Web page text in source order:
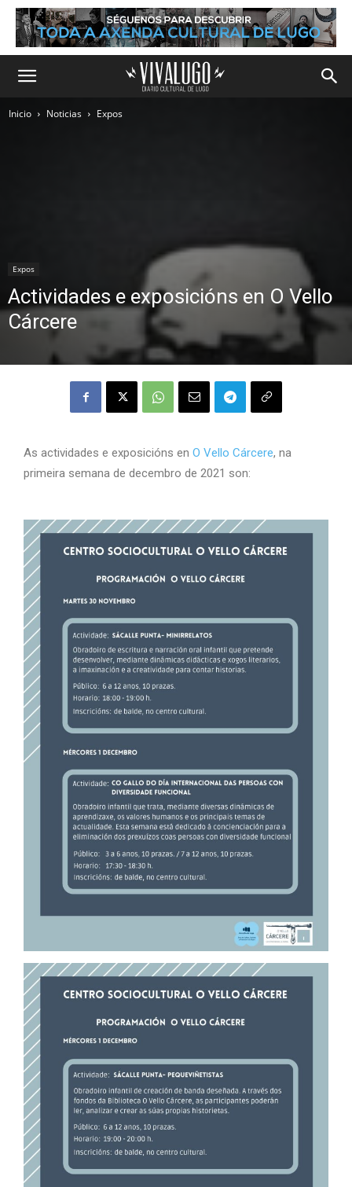
Inicio Noticias Expos
Expos
Actividades e exposicións en O Vello
Cárcere
As actividades e exposicións en O Vello Cárcere, na
primeira semana de decembro de 2021 son: